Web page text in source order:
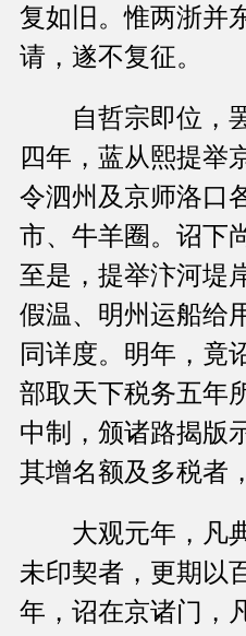
复如旧。惟两浙并
请，遂不复征。
自哲宗即位，罢
四年，蓝从熙提举
令泗州及京师洛口
市、牛羊圈。诏下
至是，提举汴河堤
假温、明州运船给
同详度。明年，竟
部取天下税务五年
中制，颁诸路揭版
其增名额及多税者
大观元年，凡典
未印契者，更期以
年，诏在京诸门，